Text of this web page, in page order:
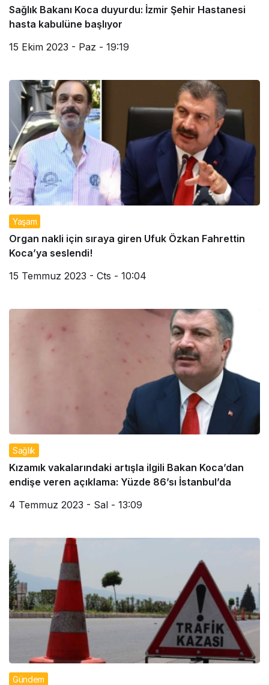
Sağlık Bakanı Koca duyurdu: İzmir Şehir Hastanesi
hasta kabulüne başlıyor
15 Ekim 2023 - Paz - 19:19
Yaşam
Organ nakli için sıraya giren Ufuk Özkan Fahrettin
Koca’ya seslendi!
15 Temmuz 2023 - Cts - 10:04
Sağlık
Kızamık vakalarındaki artışla ilgili Bakan Koca’dan
endişe veren açıklama: Yüzde 86’sı İstanbul’da
4 Temmuz 2023 - Sal - 13:09
Gündem